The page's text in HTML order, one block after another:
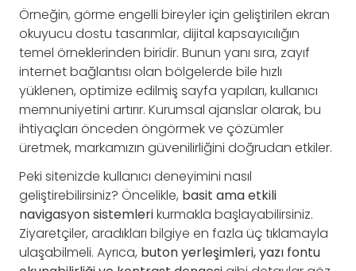
Örneğin, görme engelli bireyler için geliştirilen ekran
okuyucu dostu tasarımlar, dijital kapsayıcılığın
temel örneklerinden biridir. Bunun yanı sıra, zayıf
internet bağlantısı olan bölgelerde bile hızlı
yüklenen, optimize edilmiş sayfa yapıları, kullanıcı
memnuniyetini artırır. Kurumsal ajanslar olarak, bu
ihtiyaçları önceden öngörmek ve çözümler
üretmek, markamızın güvenilirliğini doğrudan etkiler.
Peki sitenizde kullanıcı deneyimini nasıl
geliştirebilirsiniz? Öncelikle, basit ama etkili
navigasyon sistemlerikurmakla başlayabilirsiniz.
Ziyaretçiler, aradıkları bilgiye en fazla üç tıklamayla
ulaşabilmeli. Ayrıca, buton yerleşimleri, yazı fontu